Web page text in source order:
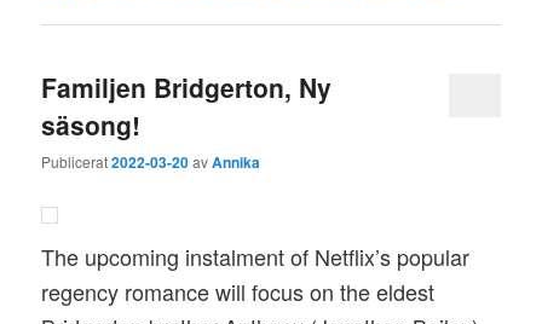
Familjen Bridgerton, Ny
säsong!
Publicerat2022-03-20avAnnika
The upcoming instalment of Netflix’s popular
regency romance will focus on the eldest